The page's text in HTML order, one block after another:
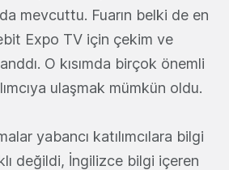
mevcuttu. Fuarın belki de en
Expo TV için çekim ve
O kısımda birçok önemli
ulaşmak mümkün oldu.
yabancı katılımcılara bilgi
değildi, İngilizce bilgi içeren